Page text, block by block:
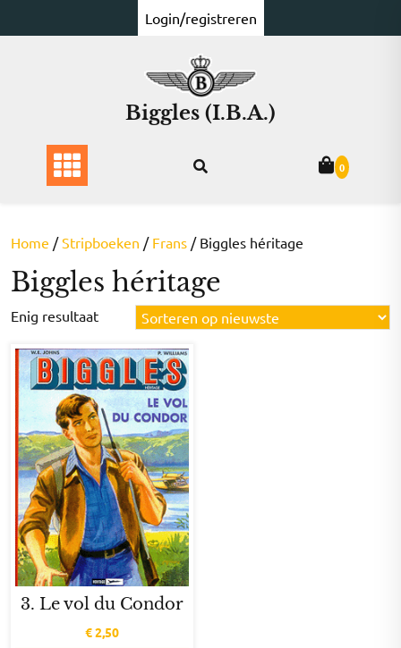
naar
Login/registreren
Biggles (I.B.A.)
0
Home /Stripboeken / Frans / Biggles héritage
Biggles héritage
Enig resultaat
3. Le vol du Condor
€2,50